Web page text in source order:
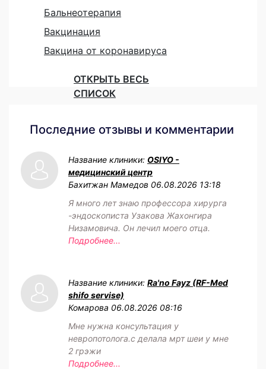
Бальнеотерапия
Вакцинация
Вакцина от коронавируса
ОТКРЫТЬ ВЕСЬ
СПИСОК
Последние отзывы и комментарии
Название клиники: OSIYO -
медицинский центр
Бахитжан Мамедов 06.08.2026 13:18
Я много лет знаю профессора хирурга
-эндоскописта Узакова Жахонгира
Низамовича. Он лечил моего отца.
Подробнее...
Название клиники: Ra'no Fayz (RF-Med
shifo servise)
Комарова 06.08.2026 08:16
Мне нужна консультация у
невропотолога.с делала мрт шеи у мне
2 грэжи
Подробнее...